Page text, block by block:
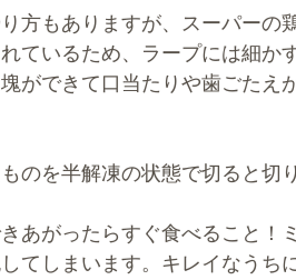
方もありますが、スーパーの
ているため、ラープには細か
ができて口当たりや歯ごたえ
のを半解凍の状態で切ると切
あがったらすぐ食べること！
てしまいます。キレイなうち